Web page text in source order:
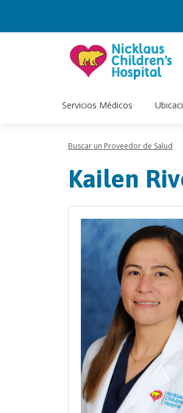
Servicios Médicos
Buscar un Proveedor de Salud
Kailen